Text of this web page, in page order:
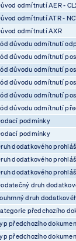
odmítnutí AER -
odmítnutí ATR -
odmítnutí AXR
důvodu odmítnutí
důvodu odmítnutí
důvodu odmítnutí
důvodu odmítnutí
důvodu odmítnutí
důvodu odmítnutí
podmínky
podmínky
dodatkového
dodatkového
dodatkového
druh
druh
předchozího
předchozího
předchozího